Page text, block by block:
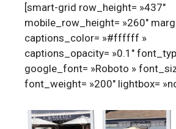
[smart-grid row_height= »437″
mobile_row_height= »260″
captions_color= »#ffffff »
captions_opacity= »0.1″
google_font= »Roboto »
font_weight= »200″ lightbox=